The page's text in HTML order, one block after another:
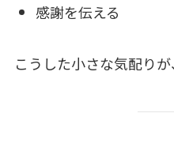
感謝を伝える
こうした小さな気配り